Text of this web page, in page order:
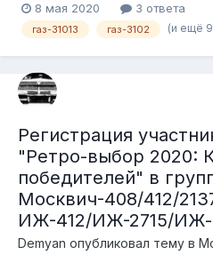
советского автопрома.
сами участники форума. Условия
8 мая 2020 3 ответа
газ-31013 газ-3102 (и ещё
Регистрация
"Ретро-выбор 2020:
победителей" в
Москвич-408/412/
ИЖ-412/ИЖ-2715/
Demyan опубликовал тему в